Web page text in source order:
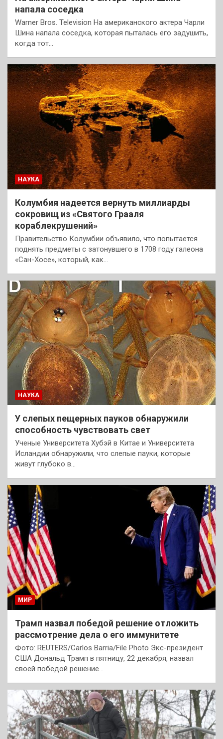
напала соседка
Warner Bros. Television На американского актера Чарли
Шина напала соседка, которая пыталась его задушить,
когда тот…
НАУКА
Колумбия надеется вернуть миллиарды
сокровищ из «Святого Грааля
кораблекрушений»
Правительство Колумбии объявило, что попытается
поднять предметы с затонувшего в 1708 году галеона
«Сан-Хосе», который, как…
НАУКА
У слепых пещерных пауков обнаружили
способность чувствовать свет
Ученые Университета Хубэй в Китае и Университета
Исландии обнаружили, что слепые пауки, которые
живут глубоко в…
МИР
Трамп назвал победой решение отложить
рассмотрение дела о его иммунитете
Фото: REUTERS/Carlos Barria/File Photo Экс-президент
США Дональд Трамп в пятницу, 22 декабря, назвал
своей победой решение…